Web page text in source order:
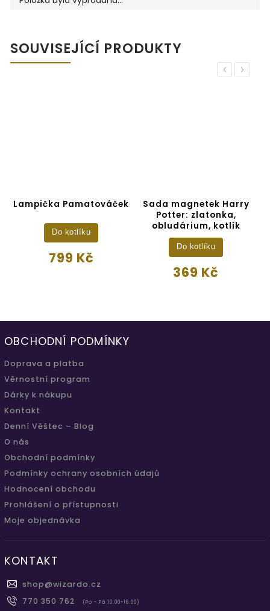
SOUVISEJÍCÍ PRODUKTY
Previous
Lampička Pamatováček
799 Kč
Do kotlíku
Sada magnetek Harry
Potter: zlatonka,
obludárium, kotlík
369 Kč
Do kotlíku
Next
OBCHODNÍ PODMÍNKY
Doprava a platba
Věrnostní program
Dárky k nákupu
Kontakt
Denní Věštec – Blog
O nás
Obchodní podmínky
Podmínky ochrany osobních údajů
Hodnocení obchodu
Prohlášení o přístupnosti
Moje objednávka
KONTAKT
shop@wizardo.cz
770 350 762
(Po - Pá 10.00-16.00)